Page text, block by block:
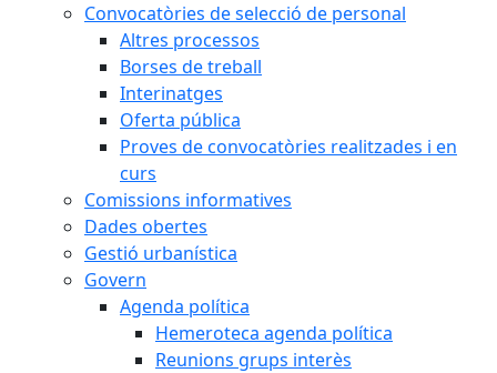
Convocatòries de selecció de personal
Altres processos
Borses de treball
Interinatges
Oferta pública
Proves de convocatòries realitzades i en
curs
Comissions informatives
Dades obertes
Gestió urbanística
Govern
Agenda política
Hemeroteca agenda política
Reunions grups interès